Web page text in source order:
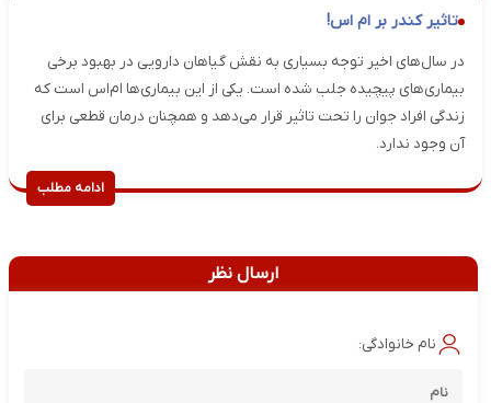
تاثیر کندر بر ام اس!
در سال‌های اخیر توجه بسیاری به نقش گیاهان دارویی در بهبود برخی
بیماری‌های پیچیده جلب شده است. یکی از این بیماری‌ها‌ ام‌اس است که
زندگی افراد جوان را تحت تاثیر قرار می‌دهد و همچنان درمان قطعی برای
آن وجود ندارد.
ادامه مطلب
ارسال نظر
نام خانوادگی: